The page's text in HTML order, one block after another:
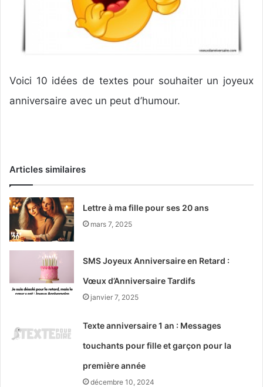
u
e
Voici 10 idées de textes pour souhaiter un joyeux
anniversaire avec un peut d’humour.
Articles similaires
Lettre à ma fille pour ses 20 ans
mars 7, 2025
SMS Joyeux Anniversaire en Retard :
Vœux d’Anniversaire Tardifs
janvier 7, 2025
Texte anniversaire 1 an : Messages
touchants pour fille et garçon pour la
première année
décembre 10, 2024